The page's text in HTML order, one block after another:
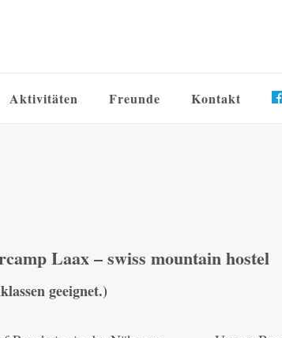
Aktivitäten Freunde Kontakt
Laax – swiss mountain hostel
geeignet.)